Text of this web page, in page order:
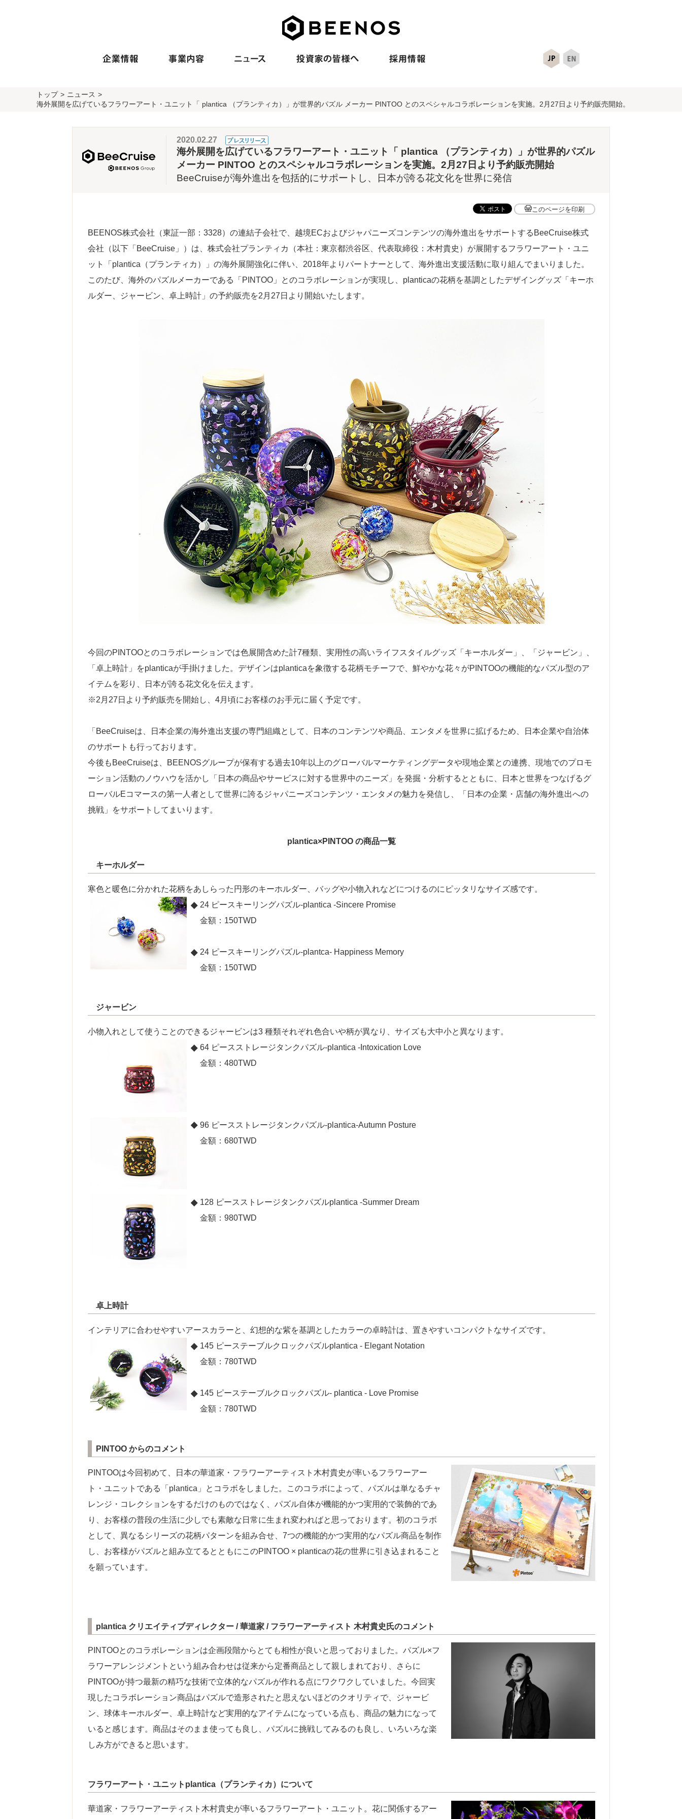
トップ
ニュース
海外展開を広げているフラワーアート・ユニット「 plantica （プランティカ）」が世界的パズル メーカー PINTOO とのスペシャルコラボレーションを実施。2月27日より予約販売開始。
2020.02.27
海外展開を広げているフラワーアート・ユニット「 plantica （プランティカ）」が世界的パズル
メーカー PINTOO とのスペシャルコラボレーションを実施。2月27日より予約販売開始
BeeCruiseが海外進出を包括的にサポートし、日本が誇る花文化を世界に発信
このページを印刷
BEENOS株式会社（東証一部：3328）の連結子会社で、越境ECおよびジャパニーズコンテンツの海外進出をサポートするBeeCruise株式
会社（以下「BeeCruise」）は、株式会社プランティカ（本社：東京都渋谷区、代表取締役：木村貴史）が展開するフラワーアート・ユニ
ット「plantica（プランティカ）」の海外展開強化に伴い、2018年よりパートナーとして、海外進出支援活動に取り組んでまいりました。
このたび、海外のパズルメーカーである「PINTOO」とのコラボレーションが実現し、planticaの花柄を基調としたデザイングッズ「キーホ
ルダー、ジャービン、卓上時計」の予約販売を2月27日より開始いたします。
今回のPINTOOとのコラボレーションでは色展開含めた計7種類、実用性の高いライフスタイルグッズ「キーホルダー」、「ジャービン」、
「卓上時計」をplanticaが手掛けました。デザインはplanticaを象徴する花柄モチーフで、鮮やかな花々がPINTOOの機能的なパズル型のア
イテムを彩り、日本が誇る花文化を伝えます。
※2月27日より予約販売を開始し、4月頃にお客様のお手元に届く予定です。
「BeeCruiseは、日本企業の海外進出支援の専門組織として、日本のコンテンツや商品、エンタメを世界に拡げるため、日本企業や自治体
のサポートも行っております。
今後もBeeCruiseは、BEENOSグループが保有する過去10年以上のグローバルマーケティングデータや現地企業との連携、現地でのプロモ
ーション活動のノウハウを活かし「日本の商品やサービスに対する世界中のニーズ」を発掘・分析するとともに、日本と世界をつなげるグ
ローバルEコマースの第一人者として世界に誇るジャパニーズコンテンツ・エンタメの魅力を発信し、「日本の企業・店舗の海外進出への
挑戦」をサポートしてまいります。
plantica×PINTOO の商品一覧
キーホルダー
寒色と暖色に分かれた花柄をあしらった円形のキーホルダー、バッグや小物入れなどにつけるのにピッタリなサイズ感です。
24 ピースキーリングパズル-plantica -Sincere Promise
金額：150TWD
24 ピースキーリングパズル-plantca- Happiness Memory
金額：150TWD
ジャービン
小物入れとして使うことのできるジャービンは3 種類それぞれ色合いや柄が異なり、サイズも大中小と異なります。
64 ピースストレージタンクパズル-plantica -Intoxication Love
金額：480TWD
96 ピースストレージタンクパズル-plantica-Autumn Posture
金額：680TWD
128 ピースストレージタンクパズルplantica -Summer Dream
金額：980TWD
卓上時計
インテリアに合わせやすいアースカラーと、幻想的な紫を基調としたカラーの卓時計は、置きやすいコンパクトなサイズです。
145 ピーステーブルクロックパズルplantica - Elegant Notation
金額：780TWD
145 ピーステーブルクロックパズル- plantica - Love Promise
金額：780TWD
PINTOO からのコメント
PINTOOは今回初めて、日本の華道家・フラワーアーティスト木村貴史が率いるフラワーアー
ト・ユニットである「plantica」とコラボをしました。このコラボによって、パズルは単なるチャ
レンジ・コレクションをするだけのものではなく、パズル自体が機能的かつ実用的で装飾的であ
り、お客様の普段の生活に少しでも素敵な日常に生まれ変わればと思っております。初のコラボ
として、異なるシリーズの花柄パターンを組み合せ、7つの機能的かつ実用的なパズル商品を制作
し、お客様がパズルと組み立てるとともにこのPINTOO × planticaの花の世界に引き込まれること
を願っています。
plantica クリエイティブディレクター / 華道家 / フラワーアーティスト 木村貴史氏のコメント
PINTOOとのコラボレーションは企画段階からとても相性が良いと思っておりました。パズル×フ
ラワーアレンジメントという組み合わせは従来から定番商品として親しまれており、さらに
PINTOOが持つ最新の精巧な技術で立体的なパズルが作れる点にワクワクしていました。今回実
現したコラボレーション商品はパズルで造形されたと思えないほどのクオリティで、ジャービ
ン、球体キーホルダー、卓上時計など実用的なアイテムになっている点も、商品の魅力になって
いると感じます。商品はそのまま使っても良し、パズルに挑戦してみるのも良し、いろいろな楽
しみ方ができると思います。
フラワーアート・ユニットplantica（プランティカ）について
華道家・フラワーアーティスト木村貴史が率いるフラワーアート・ユニット。花に関係するアー